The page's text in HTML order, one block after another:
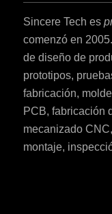
Sincere Tech es
comenzó en
de diseño de
prototipos,
fabricación,
PCB, fabricación
mecanizado
montaje,